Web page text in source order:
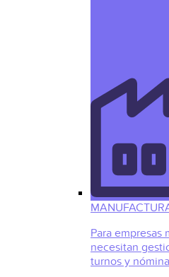
Para empresas
necesitan
turnos y